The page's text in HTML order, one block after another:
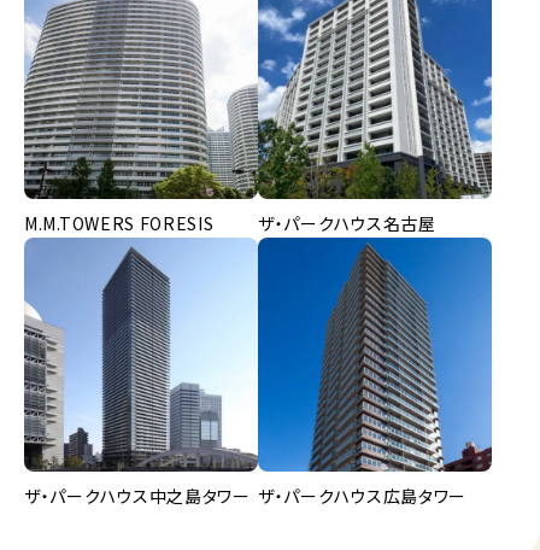
M.M.TOWERS FORESIS ザ・パークハウス名古屋
ザ・パークハウス中之島タワー ザ・パークハウス広島タワー